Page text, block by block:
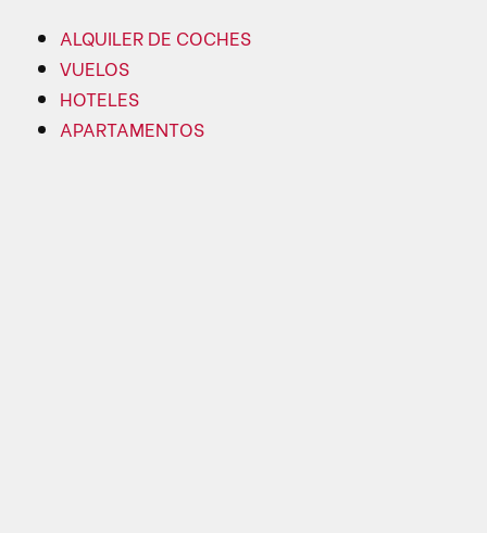
ALQUILER DE COCHES
VUELOS
HOTELES
APARTAMENTOS